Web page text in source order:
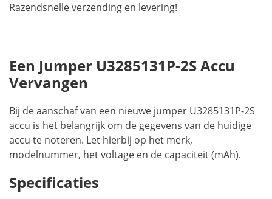
Razendsnelle verzending en levering!
Een Jumper U3285131P-2S Accu
Vervangen
Bij de aanschaf van een nieuwe jumper U3285131P-2S
accu is het belangrijk om de gegevens van de huidige
accu te noteren. Let hierbij op het merk,
modelnummer, het voltage en de capaciteit (mAh).
Specificaties